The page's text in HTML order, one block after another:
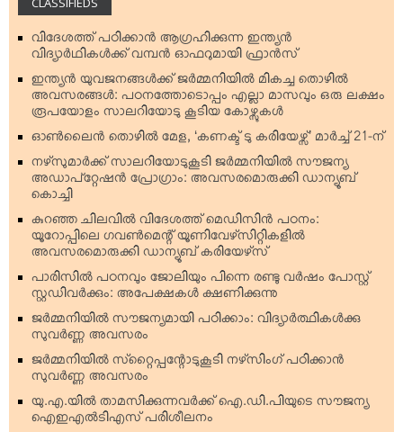
വിദേശത്ത് പഠിക്കാന്‍ ആഗ്രഹിക്കുന്ന ഇന്ത്യന്‍
വിദ്യാര്‍ഥികള്‍ക്ക് വമ്പന്‍ ഓഫറുമായി ഫ്രാന്‍സ്
ഇന്ത്യന്‍ യുവജനങ്ങള്‍ക്ക് ജര്‍മ്മനിയില്‍ മികച്ച തൊഴില്‍
അവസരങ്ങള്‍: പഠനത്തോടൊപ്പം എല്ലാ മാസവും ഒരു ലക്ഷം
രൂപയോളം സാലറിയോടു കൂടിയ കോഴ്സുകള്‍
ഓണ്‍ലൈന്‍ തൊഴില്‍ മേള, ‘കണക്ട് ടു കരിയേഴ്സ്’ മാര്‍ച്ച് 21-ന്
നഴ്‌സുമാര്‍ക്ക് സാലറിയോടുകൂടി ജര്‍മ്മനിയില്‍ സൗജന്യ
അഡാപ്റ്റേഷന്‍ പ്രോഗ്രാം: അവസരമൊരുക്കി ഡാന്യൂബ്
കൊച്ചി
കുറഞ്ഞ ചിലവില്‍ വിദേശത്ത് മെഡിസിന്‍ പഠനം:
യൂറോപ്പിലെ ഗവണ്‍മെന്റ് യൂണിവേഴ്‌സിറ്റികളില്‍
അവസരമൊരുക്കി ഡാന്യൂബ് കരിയേഴ്‌സ്
പാരിസില്‍ പഠനവും ജോലിയും പിന്നെ രണ്ടു വര്‍ഷം പോസ്റ്റ്
സ്റ്റഡിവര്‍ക്കും: അപേക്ഷകള്‍ ക്ഷണിക്കുന്നു
ജര്‍മ്മനിയില്‍ സൗജന്യമായി പഠിക്കാം: വിദ്യാര്‍ത്ഥികള്‍ക്കു
സുവര്‍ണ്ണ അവസരം
ജര്‍മ്മനിയില്‍ സ്‌റ്റൈപ്പന്റോടുകൂടി നഴ്‌സിംഗ് പഠിക്കാന്‍
സുവര്‍ണ്ണ അവസരം
യു.എ.യില്‍ താമസിക്കുന്നവര്‍ക്ക് ഐ.ഡി.പിയുടെ സൗജന്യ
ഐഇഎല്‍ടിഎസ് പരിശീലനം